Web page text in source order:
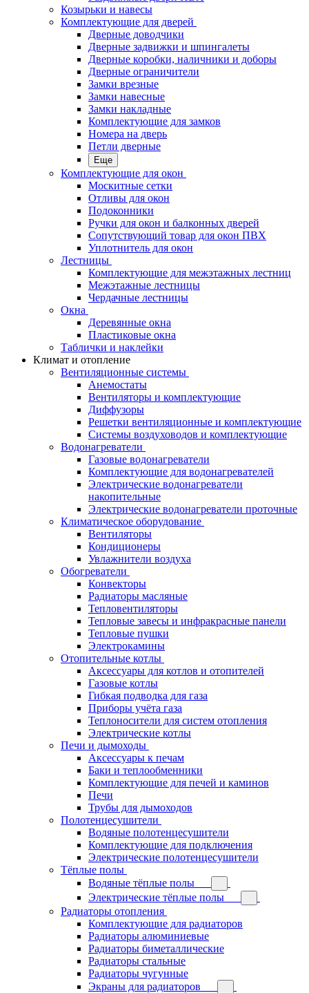
Козырьки и навесы
Комплектующие для дверей
Дверные доводчики
Дверные задвижки и шпингалеты
Дверные коробки, наличники и доборы
Дверные ограничители
Замки врезные
Замки навесные
Замки накладные
Комплектующие для замков
Номера на дверь
Петли дверные
Еще
Комплектующие для окон
Москитные сетки
Отливы для окон
Подоконники
Ручки для окон и балконных дверей
Сопутствующий товар для окон ПВХ
Уплотнитель для окон
Лестницы
Комплектующие для межэтажных лестниц
Межэтажные лестницы
Чердачные лестницы
Окна
Деревянные окна
Пластиковые окна
Таблички и наклейки
Климат и отопление
Вентиляционные системы
Анемостаты
Вентиляторы и комплектующие
Диффузоры
Решетки вентиляционные и комплектующие
Системы воздуховодов и комплектующие
Водонагреватели
Газовые водонагреватели
Комплектующие для водонагревателей
Электрические водонагреватели
накопительные
Электрические водонагреватели проточные
Климатическое оборудование
Вентиляторы
Кондиционеры
Увлажнители воздуха
Обогреватели
Конвекторы
Радиаторы масляные
Тепловентиляторы
Тепловые завесы и инфракрасные панели
Тепловые пушки
Электрокамины
Отопительные котлы
Аксессуары для котлов и отопителей
Газовые котлы
Гибкая подводка для газа
Приборы учёта газа
Теплоносители для систем отопления
Электрические котлы
Печи и дымоходы
Аксессуары к печам
Баки и теплообменники
Комплектующие для печей и каминов
Печи
Трубы для дымоходов
Полотенцесушители
Водяные полотенцесушители
Комплектующие для подключения
Электрические полотенцесушители
Тёплые полы
Водяные тёплые полы
Электрические тёплые полы
Радиаторы отопления
Комплектующие для радиаторов
Радиаторы алюминиевые
Радиаторы биметаллические
Радиаторы стальные
Радиаторы чугунные
Экраны для радиаторов